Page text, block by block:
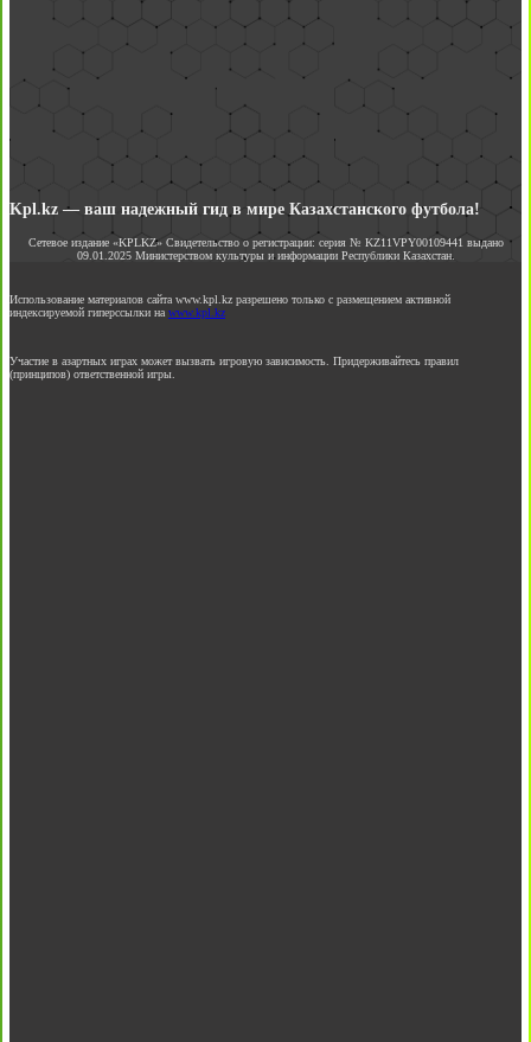
Kpl.kz — ваш надежный гид в мире Казахстанского футбола!
Сетевое издание «KPLKZ» Свидетельство о регистрации: серия № KZ11VPY00109441 выдано
09.01.2025 Министерством культуры и информации Республики Казахстан.
Использование материалов сайта www.kpl.kz разрешено только с размещением активной
индексируемой гиперссылки на www.kpl.kz
Участие в азартных играх может вызвать игровую зависимость. Придерживайтесь правил
(принципов) ответственной игры.